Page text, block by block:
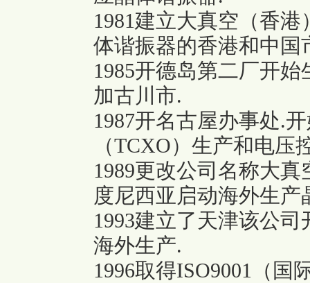
1981建立大真空（香
体谐振器的香港和中国
1985开德岛第二厂开
加古川市.
1987开名古屋办事处.
（TCXO）生产和电
1989更改公司名称大
度尼西亚启动海外生产
1993建立了天津该公
海外生产.
1996取得ISO9001（国